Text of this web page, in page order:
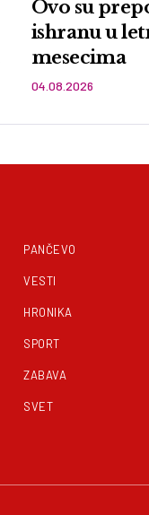
Ovo su
ishranu u
mesecima
04.08.2026
PANČEVO
VESTI
HRONIKA
SPORT
ZABAVA
SVET